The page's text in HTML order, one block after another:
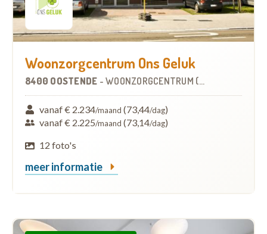
Woonzorgcentrum Ons Geluk
8400 OOSTENDE - WOONZORGCENTRUM (WZC)
vanaf € 2.234/maand (73,44/dag)
vanaf € 2.225/maand (73,14/dag)
12 foto's
meer informatie